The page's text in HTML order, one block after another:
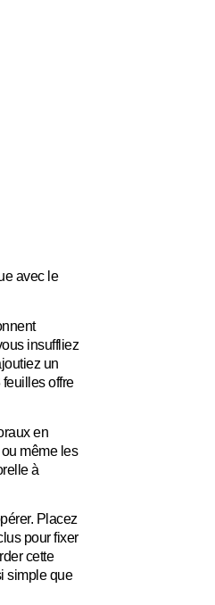
avec le
insuffliez
un
offre
en
même les
à
Placez
pour fixer
cette
simple que